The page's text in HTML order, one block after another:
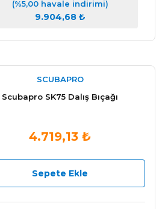
(%5,00 havale indirimi)
9.904,68 ₺
SCUBAPRO
Scubapro SK75 Dalış Bıçağı
4.719,13 ₺
Sepete Ekle